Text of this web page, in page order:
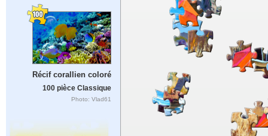
Récif corallien coloré
100 pièce Classique
Photo: Vlad61